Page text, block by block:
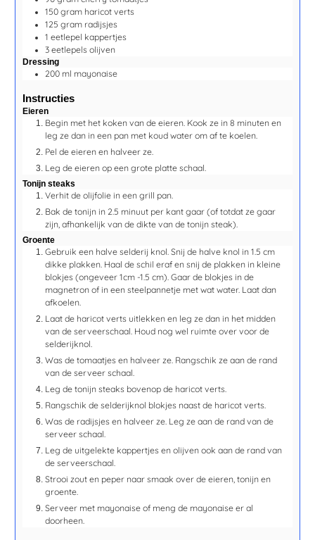
150 gram haricot verts
125 gram radijsjes
1 eetlepel kappertjes
3 eetlepels olijven
Dressing
200 ml mayonaise
Instructies
Eieren
Begin met het koken van de eieren. Kook ze in 8 minuten en
leg ze dan in een pan met koud water om af te koelen.
Pel de eieren en halveer ze.
Leg de eieren op een grote platte schaal.
Tonijn steaks
Verhit de olijfolie in een grill pan.
Bak de tonijn in 2.5 minuut per kant gaar (of totdat ze gaar
zijn, afhankelijk van de dikte van de tonijn steak).
Groente
Gebruik een halve selderij knol. Snij de halve knol in 1.5 cm
dikke plakken. Haal de schil eraf en snij de plakken in kleine
blokjes (ongeveer 1cm -1.5 cm). Gaar de blokjes in de
magnetron of in een steelpannetje met wat water. Laat dan
afkoelen.
Laat de haricot verts uitlekken en leg ze dan in het midden
van de serveerschaal. Houd nog wel ruimte over voor de
selderijknol.
Was de tomaatjes en halveer ze. Rangschik ze aan de rand
van de serveer schaal.
Leg de tonijn steaks bovenop de haricot verts.
Rangschik de selderijknol blokjes naast de haricot verts.
Was de radijsjes en halveer ze. Leg ze aan de rand van de
serveer schaal.
Leg de uitgelekte kappertjes en olijven ook aan de rand van
de serveerschaal.
Strooi zout en peper naar smaak over de eieren, tonijn en
groente.
Serveer met mayonaise of meng de mayonaise er al
doorheen.